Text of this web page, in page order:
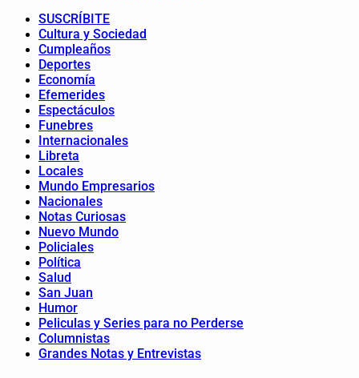
SUSCRÍBITE
Cultura y Sociedad
Cumpleaños
Deportes
Economía
Efemerides
Espectáculos
Funebres
Internacionales
Libreta
Locales
Mundo Empresarios
Nacionales
Notas Curiosas
Nuevo Mundo
Policiales
Política
Salud
San Juan
Humor
Peliculas y Series para no Perderse
Columnistas
Grandes Notas y Entrevistas